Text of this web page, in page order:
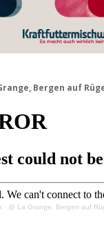
Bergen auf
· @ La Grange, Bergen auf